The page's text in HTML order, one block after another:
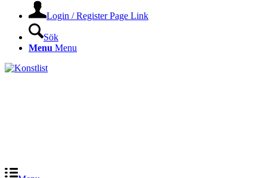
Login / Register Page Link
Sök
Menu Menu